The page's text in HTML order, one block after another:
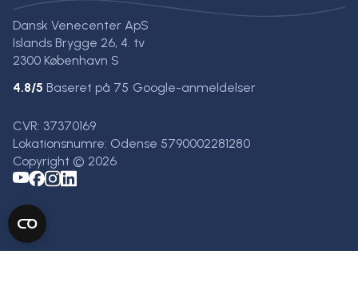
Dansk Venecenter ApS
Islands Brygge 26, 4. tv
2300 København S
4.8/5 Baseret på 75 Google-anmeldelser
CVR: 37370169
Lokationsnumre: Odense 5790002281280
Copyright © 2026